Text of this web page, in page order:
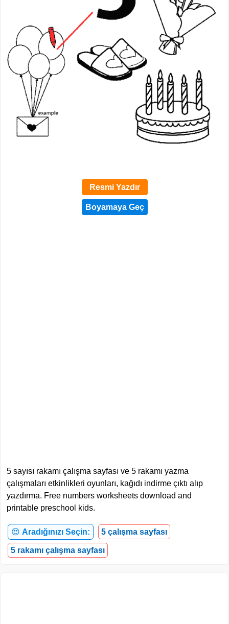
Resmi Yazdır
5 sayısı rakamı çalışma sayfası ve 5 rakamı yazma
çalışmaları etkinlikleri oyunları, kağıdı indirme çıktı alıp
yazdırma. Free numbers worksheets download and
printable preschool kids.
😍 Aradığınızı Seçin: 5 çalışma sayfası
5 rakamı çalışma sayfası